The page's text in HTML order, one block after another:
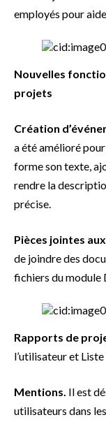
employés pour
Nouvelles
projets
Création
a été amélioré
forme son texte,
rendre la
précise.
Pièces jointes
de joindre des
fichiers du module
Rapports de
l’utilisateur et
Mentions. Il est
utilisateurs dans